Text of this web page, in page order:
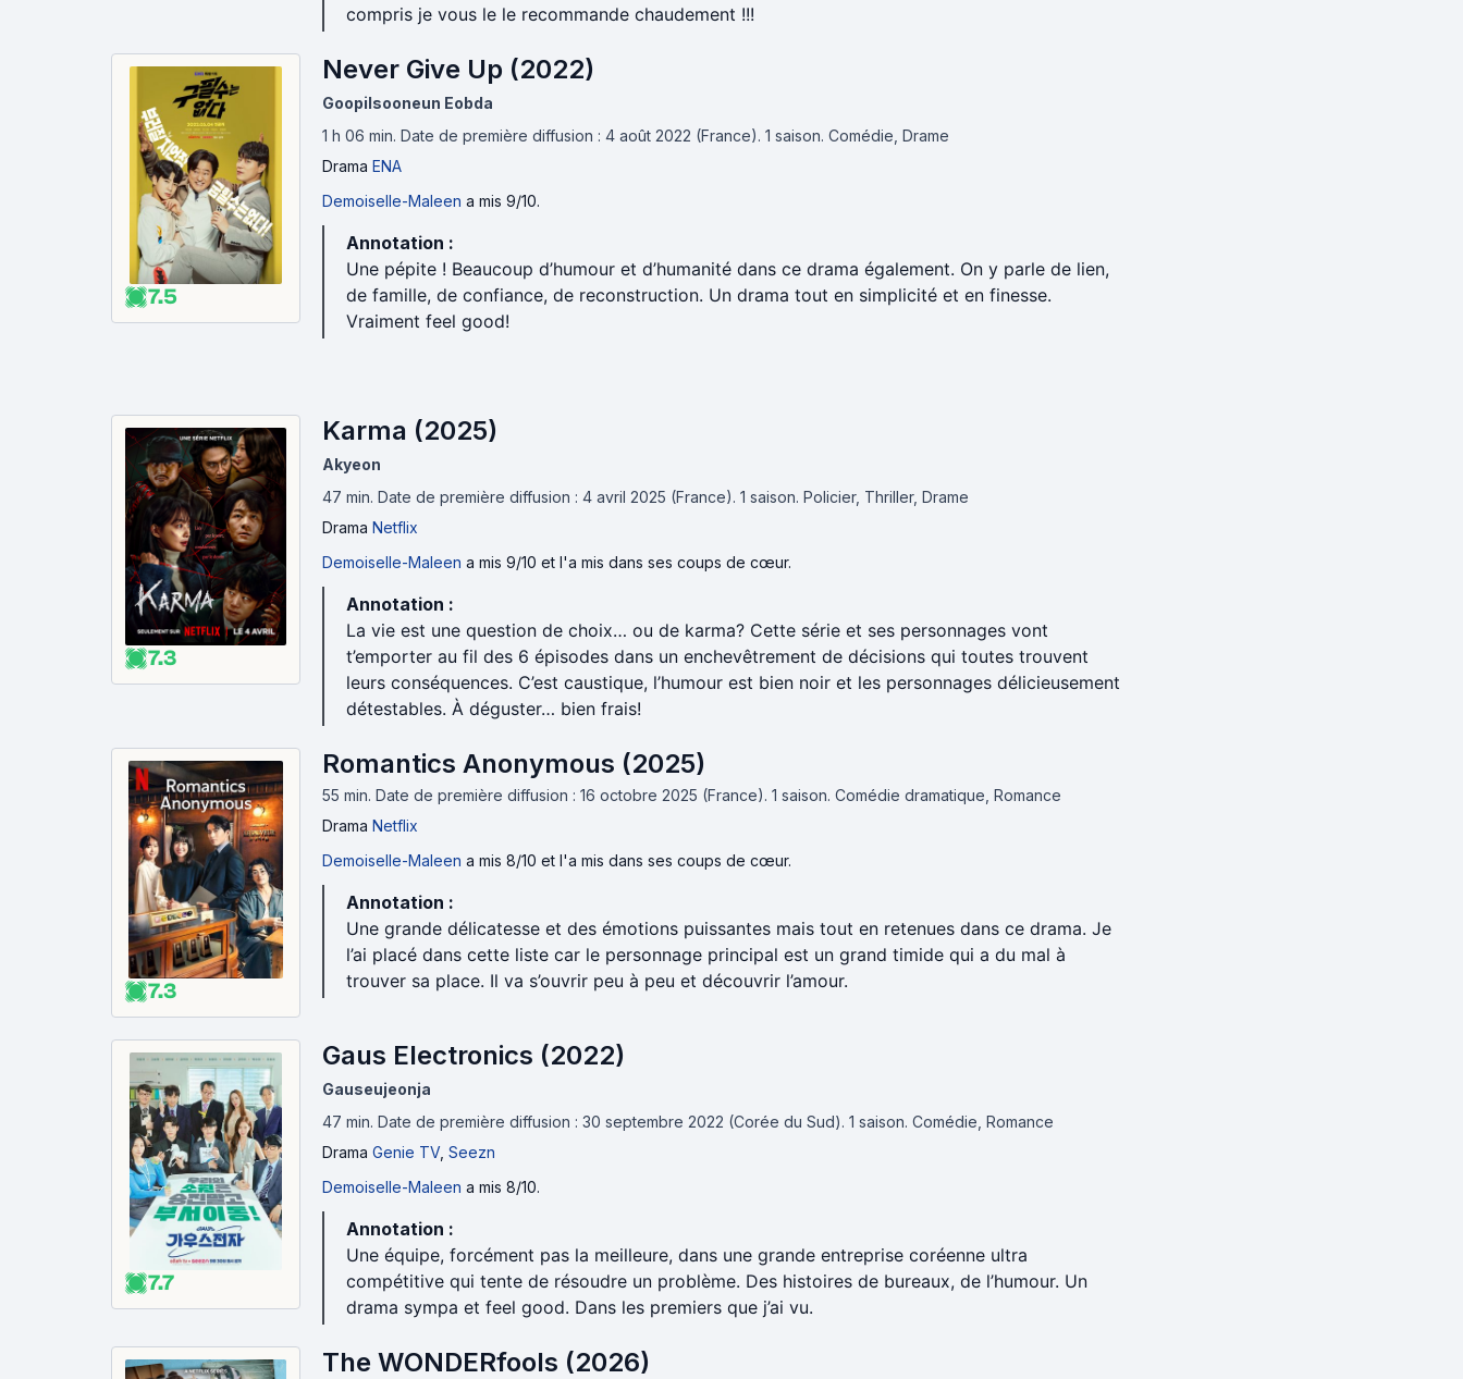
compris je vous le le recommande chaudement !!!
7.5
Never Give Up (2022)
Goopilsooneun Eobda
1 h 06 min. Date de première diffusion : 4 août 2022 (France). 1 saison. Comédie, Drame
Drama ENA
Demoiselle-Maleen a mis 9/10.
Annotation :
Une pépite ! Beaucoup d’humour et d’humanité dans ce drama également. On y parle de lien,
de famille, de confiance, de reconstruction. Un drama tout en simplicité et en finesse.
Vraiment feel good!
7.3
Karma (2025)
Akyeon
47 min. Date de première diffusion : 4 avril 2025 (France). 1 saison. Policier, Thriller, Drame
Drama Netflix
Demoiselle-Maleen a mis 9/10 et l'a mis dans ses coups de cœur.
Annotation :
La vie est une question de choix… ou de karma? Cette série et ses personnages vont
t’emporter au fil des 6 épisodes dans un enchevêtrement de décisions qui toutes trouvent
leurs conséquences. C’est caustique, l’humour est bien noir et les personnages délicieusement
détestables. À déguster… bien frais!
7.3
Romantics Anonymous (2025)
55 min. Date de première diffusion : 16 octobre 2025 (France). 1 saison. Comédie dramatique, Romance
Drama Netflix
Demoiselle-Maleen a mis 8/10 et l'a mis dans ses coups de cœur.
Annotation :
Une grande délicatesse et des émotions puissantes mais tout en retenues dans ce drama. Je
l’ai placé dans cette liste car le personnage principal est un grand timide qui a du mal à
trouver sa place. Il va s’ouvrir peu à peu et découvrir l’amour.
7.7
Gaus Electronics (2022)
Gauseujeonja
47 min. Date de première diffusion : 30 septembre 2022 (Corée du Sud). 1 saison. Comédie, Romance
Drama Genie TV, Seezn
Demoiselle-Maleen a mis 8/10.
Annotation :
Une équipe, forcément pas la meilleure, dans une grande entreprise coréenne ultra
compétitive qui tente de résoudre un problème. Des histoires de bureaux, de l’humour. Un
drama sympa et feel good. Dans les premiers que j’ai vu.
The WONDERfools (2026)